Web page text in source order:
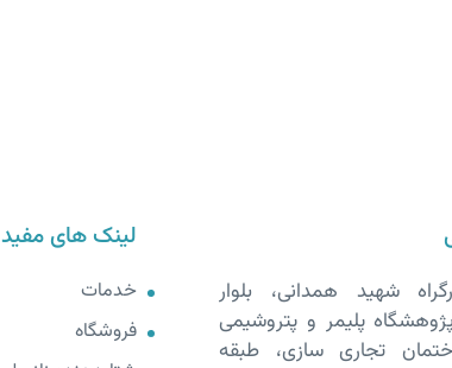
شهید همدانی، بلوار
پلیمر و پتروشیمی
تجاری سازی، طبقه
لینک های مفید
خدمات
فروشگاه